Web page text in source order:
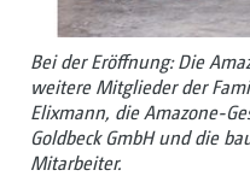
Bei der Eröffnung: Die
weitere Mitglieder der
Elixmann, die Amazone-
Goldbeck GmbH und die
Mitarbeiter.